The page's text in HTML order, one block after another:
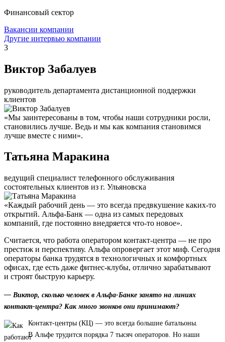
Финансовый сектор
Вакансии компании
Другие интервью компании
3
Виктор Забалуев
руководитель департамента дистанционной поддержки
клиентов
«Мы заинтересованы в том, чтобы наши сотрудники росли,
становились лучше. Ведь и мы как компания становимся
лучше вместе с ними».
Татьяна Маракина
ведущий специалист телефонного обслуживания
состоятельных клиентов из г. Ульяновска
«Каждый рабочий день — это всегда предвкушение каких-то
открытий. Альфа-Банк — одна из самых передовых
компаний, где постоянно внедряется что-то новое».
Считается, что работа оператором контакт-центра — не про
престиж и перспективу. Альфа опровергает этот миф. Сегодня
операторы банка трудятся в технологичных и комфортных
офисах, где есть даже фитнес-клубы, отлично зарабатывают
и строят быструю карьеру.
— Виктор, сколько человек в Альфа-Банке занято на линиях
контакт-центра? Как много звонков они принимают?
Контакт-центры (КЦ) — это всегда большие батальоны.
В Альфе трудится порядка 7 тысяч операторов. Но наши